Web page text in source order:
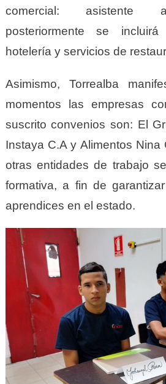
comercial: asistente
posteriormente se
hotelería y servicios de
Asimismo, Torrealba
momentos las empresas
suscrito convenios son: El
Instaya C.A y Alimentos
otras entidades de trabajo
formativa, a fin de
aprendices en el estado.